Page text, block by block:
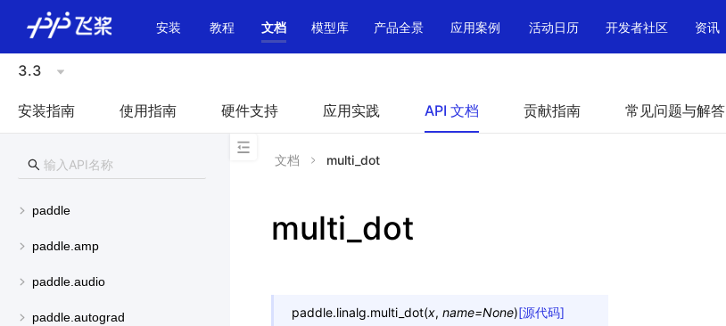
安装 教程 文档 模型库 产品全景 应用案例 活动日历 开发者社区 资讯
3.3
安装指南 使用指南 硬件支持 应用实践 API 文档 贡献指南 常见问题与解答
paddle
paddle.amp
paddle.audio
paddle.autograd
文档 multi_dot
multi_dot
paddle.linalg.multi_dot(x, name=None)[源代码]